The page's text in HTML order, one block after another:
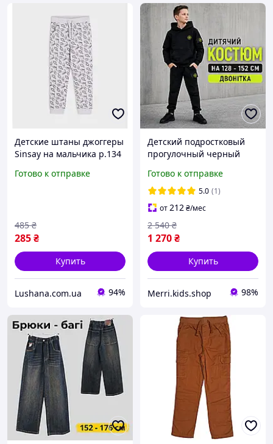
Детские штаны джоггеры
Sinsay на мальчика р.134
маломер
Готово к отправке
285₴
485 ₴
Купить
Lushana.com.ua 94%
Детский подростковый
прогулочный черный
8-9-10-12лет stone island
на мальчика спортивный
худи штаны
Готово к отправке
5.0 (1)
от212₴/мес
1 270₴
2 540 ₴
Купить
Merri.kids.shop 98%